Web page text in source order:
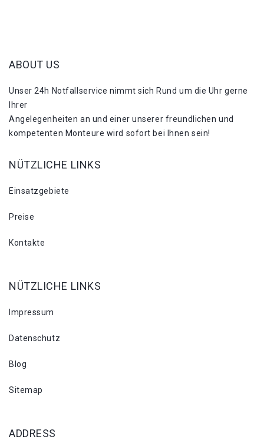
ABOUT US
Unser 24h Notfallservice nimmt sich Rund um die Uhr gerne
Ihrer
Angelegenheiten an und einer unserer freundlichen und
kompetenten Monteure wird sofort bei Ihnen sein!
NÜTZLICHE LINKS
Einsatzgebiete
Preise
Kontakte
NÜTZLICHE LINKS
Impressum
Datenschutz
Blog
Sitemap
ADDRESS